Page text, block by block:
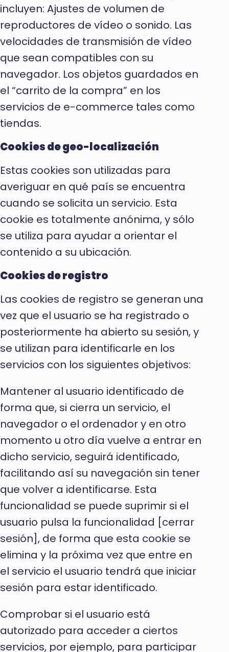
incluyen: Ajustes de volumen de
reproductores de vídeo o sonido. Las
velocidades de transmisión de vídeo
que sean compatibles con su
navegador. Los objetos guardados en
el “carrito de la compra” en los
servicios de e-commerce tales como
tiendas.
Cookies de geo-localización
Estas cookies son utilizadas para
averiguar en qué país se encuentra
cuando se solicita un servicio. Esta
cookie es totalmente anónima, y sólo
se utiliza para ayudar a orientar el
contenido a su ubicación.
Cookies de registro
Las cookies de registro se generan una
vez que el usuario se ha registrado o
posteriormente ha abierto su sesión, y
se utilizan para identificarle en los
servicios con los siguientes objetivos:
Mantener al usuario identificado de
forma que, si cierra un servicio, el
navegador o el ordenador y en otro
momento u otro día vuelve a entrar en
dicho servicio, seguirá identificado,
facilitando así su navegación sin tener
que volver a identificarse. Esta
funcionalidad se puede suprimir si el
usuario pulsa la funcionalidad [cerrar
sesión], de forma que esta cookie se
elimina y la próxima vez que entre en
el servicio el usuario tendrá que iniciar
sesión para estar identificado.
Comprobar si el usuario está
autorizado para acceder a ciertos
servicios, por ejemplo, para participar